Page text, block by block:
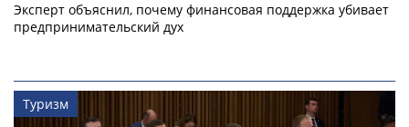
Эксперт объяснил, почему финансовая поддержка убивает
предпринимательский дух
Туризм